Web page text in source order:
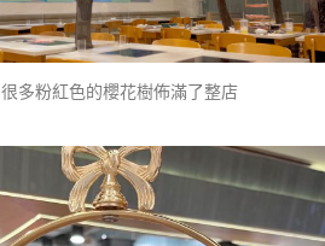
很多粉紅色的櫻花樹佈滿了整店